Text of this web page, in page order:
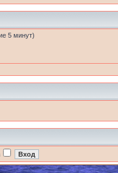
5 минут)